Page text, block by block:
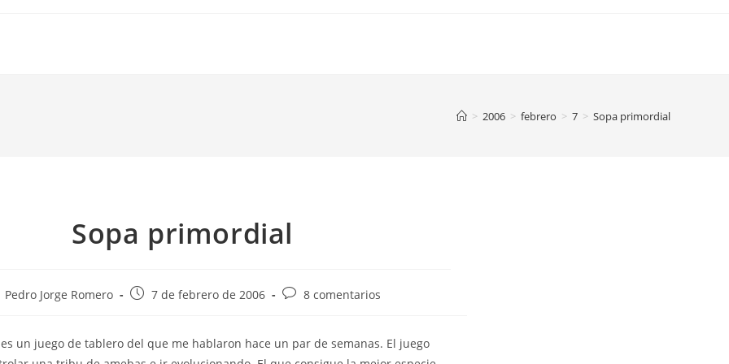
> 2006 > febrero > 7 > Sopa primordial
Sopa primordial
Pedro Jorge Romero
Publicación
entrada:
7 de febrero de 2006
Comentarios
entrada:
8 comentarios
es un juego de tablero del que me hablaron hace un par de semanas. El juego